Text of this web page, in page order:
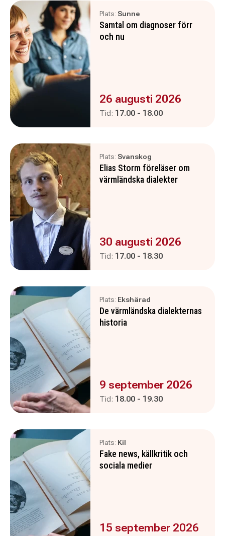
Plats: Sunne
Samtal om diagnoser förr
och nu
Evenemanget är :
26 augusti 2026
Tid: Pågår mellan
17.00 - och
18.00
Plats: Svanskog
Elias Storm föreläser om
värmländska dialekter
Evenemanget är :
30 augusti 2026
Tid: Pågår mellan
17.00 - och
18.30
Plats: Ekshärad
De värmländska dialekternas
historia
Evenemanget är :
9 september 2026
Tid: Pågår mellan
18.00 - och
19.30
Plats: Kil
Fake news, källkritik och
sociala medier
Evenemanget är :
15 september 2026